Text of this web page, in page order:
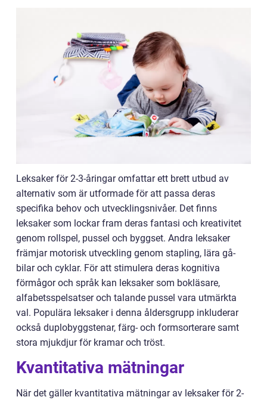
Leksaker för 2-3-åringar omfattar ett brett utbud av
alternativ som är utformade för att passa deras
specifika behov och utvecklingsnivåer. Det finns
leksaker som lockar fram deras fantasi och kreativitet
genom rollspel, pussel och byggset. Andra leksaker
främjar motorisk utveckling genom stapling, lära gå-
bilar och cyklar. För att stimulera deras kognitiva
förmågor och språk kan leksaker som bokläsare,
alfabetsspelsatser och talande pussel vara utmärkta
val. Populära leksaker i denna åldersgrupp inkluderar
också duplobyggstenar, färg- och formsorterare samt
stora mjukdjur för kramar och tröst.
Kvantitativa mätningar
När det gäller kvantitativa mätningar av leksaker för 2-